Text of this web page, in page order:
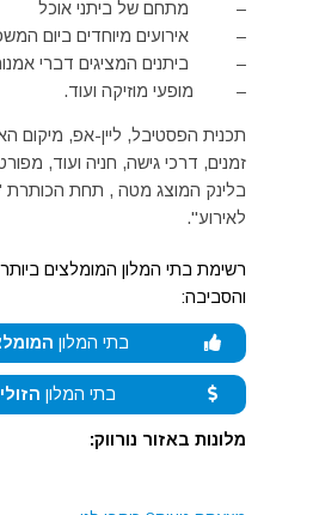
– מתחם של ביתני אוכל
– אירועים מיוחדים ביום
– ביתנים המציגים דברי
– מופעי מוזיקה ועוד.
תכנית הפסטיבל, ליין-אפ, מיקום
זמנים, דרכי גישה, חניה ועוד,
בלינק המוצג מטה , תחת הכותרת
לאירוע".
רשימת בתי המלון המומלצים ביותר
והסביבה:
בתי המלון
בתי המלון
מלונות באזור נורווק: